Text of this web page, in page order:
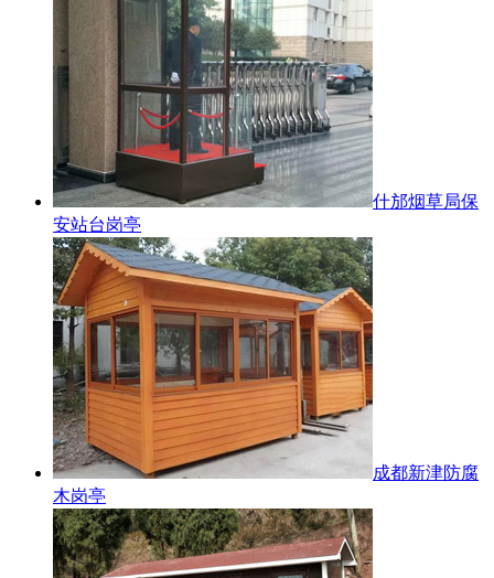
什邡烟草局保
安站台岗亭
成都新津防腐
木岗亭